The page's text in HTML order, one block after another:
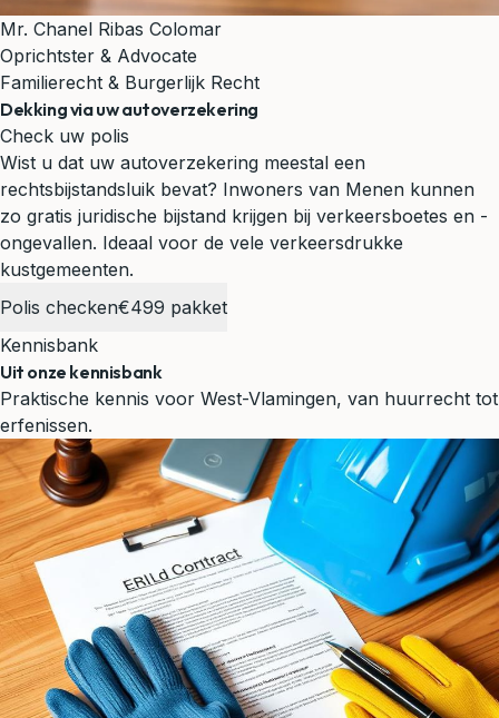
Mr. Chanel Ribas Colomar
Oprichtster & Advocate
Familierecht & Burgerlijk Recht
Dekking via uw autoverzekering
Check uw polis
Wist u dat uw autoverzekering meestal een
rechtsbijstandsluik bevat? Inwoners van Menen kunnen
zo gratis juridische bijstand krijgen bij verkeersboetes en -
ongevallen. Ideaal voor de vele verkeersdrukke
kustgemeenten.
Polis checken€499 pakket
Kennisbank
Uit onze kennisbank
Praktische kennis voor West-Vlamingen, van huurrecht tot
erfenissen.